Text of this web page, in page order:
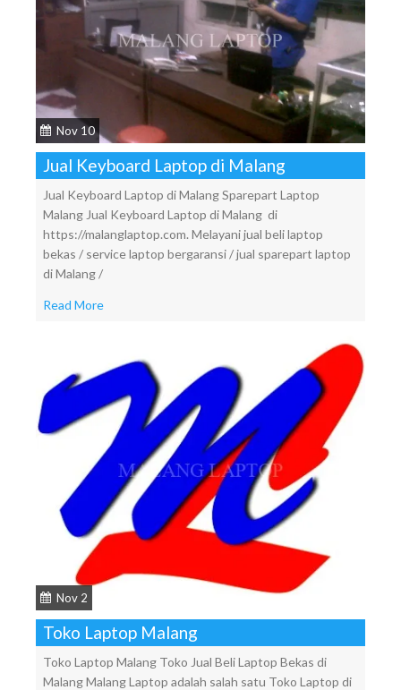
Nov 10
Jual Keyboard Laptop di Malang
Jual Keyboard Laptop di Malang Sparepart Laptop
Malang Jual Keyboard Laptop di Malang di
https://malanglaptop.com. Melayani jual beli laptop
bekas / service laptop bergaransi / jual sparepart laptop
di Malang /
Read More
Nov 2
Toko Laptop Malang
Toko Laptop Malang Toko Jual Beli Laptop Bekas di
Malang Malang Laptop adalah salah satu Toko Laptop di